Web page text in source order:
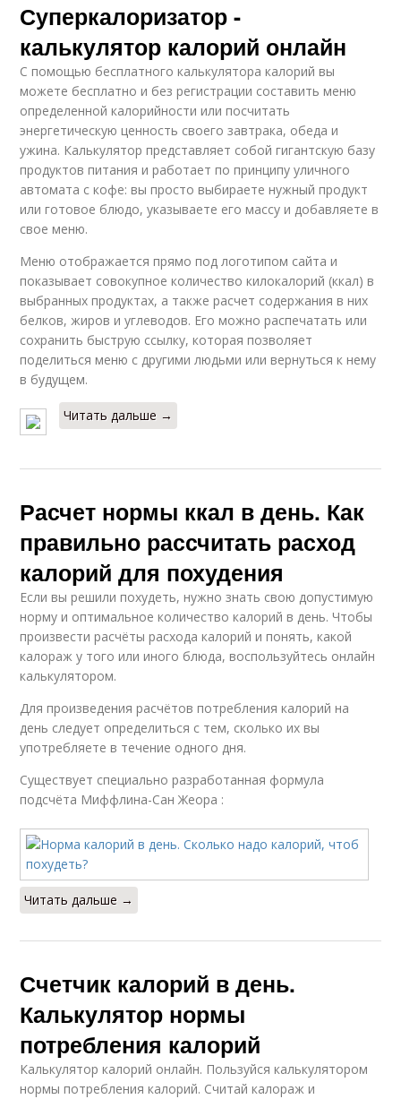
Суперкалоризатор -
калькулятор калорий онлайн
С помощью бесплатного калькулятора калорий вы
можете бесплатно и без регистрации составить меню
определенной калорийности или посчитать
энергетическую ценность своего завтрака, обеда и
ужина. Калькулятор представляет собой гигантскую базу
продуктов питания и работает по принципу уличного
автомата с кофе: вы просто выбираете нужный продукт
или готовое блюдо, указываете его массу и добавляете в
свое меню.
Меню отображается прямо под логотипом сайта и
показывает совокупное количество килокалорий (ккал) в
выбранных продуктах, а также расчет содержания в них
белков, жиров и углеводов. Его можно распечатать или
сохранить быструю ссылку, которая позволяет
поделиться меню с другими людьми или вернуться к нему
в будущем.
Читать дальше →
Расчет нормы ккал в день. Как
правильно рассчитать расход
калорий для похудения
Если вы решили похудеть, нужно знать свою допустимую
норму и оптимальное количество калорий в день. Чтобы
произвести расчёты расхода калорий и понять, какой
калораж у того или иного блюда, воспользуйтесь онлайн
калькулятором.
Для произведения расчётов потребления калорий на
день следует определиться с тем, сколько их вы
употребляете в течение одного дня.
Существует специально разработанная формула
подсчёта Миффлина-Сан Жеора :
Читать дальше →
Счетчик калорий в день.
Калькулятор нормы
потребления калорий
Калькулятор калорий онлайн. Пользуйся калькулятором
нормы потребления калорий. Считай калораж и